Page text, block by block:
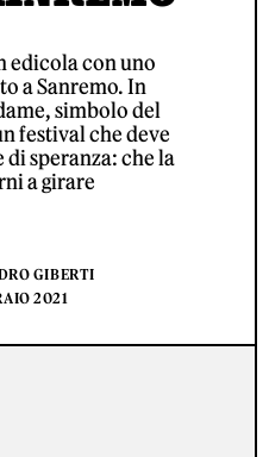
edicola con uno
a Sanremo. In
simbolo del
festival che deve
speranza: che la
a girare
GIBERTI
2021